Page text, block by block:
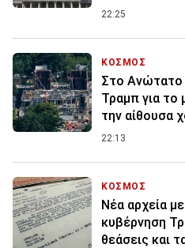
22:25
ΚΟΣΜΟΣ
Στο Ανώτατο
Τραμπ για το
την αίθουσα
22:13
ΚΟΣΜΟΣ
Νέα αρχεία
κυβέρνηση
θεάσεις και